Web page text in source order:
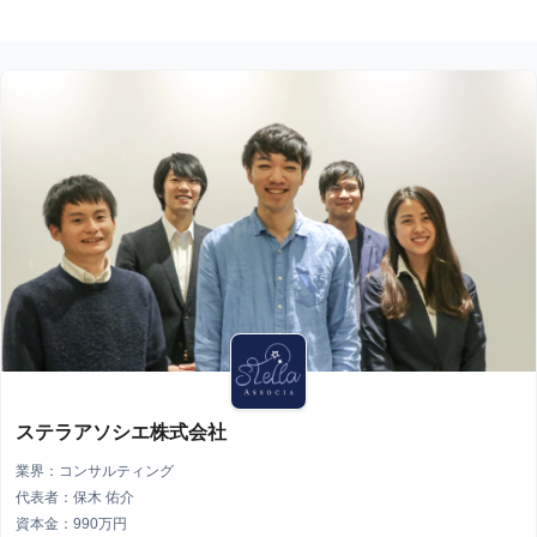
ステラアソシエ株式会社
業界：コンサルティング
代表者：保木 佑介
資本金：990万円